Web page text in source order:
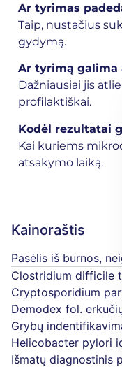
Ar tyrimas
Taip, nustačius
gydymą.
Ar tyrimą
Dažniausiai jis
profilaktiškai.
Kodėl rezultatai
Kai kuriems
atsakymo laiką.
Kainoraštis
Pasėlis iš burnos,
Clostridium difficile
Cryptosporidium
Demodex fol.
Grybų
Helicobacter pylori
Išmatų diagnostinis